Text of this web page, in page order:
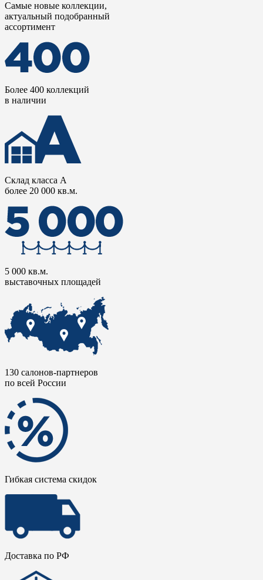
Самые новые коллекции,
актуальный подобранный
ассортимент
Более 400 коллекций
в наличии
Склад класса А
более 20 000 кв.м.
5 000 кв.м.
выставочных площадей
130 салонов-партнеров
по всей России
Гибкая система скидок
Доставка по РФ